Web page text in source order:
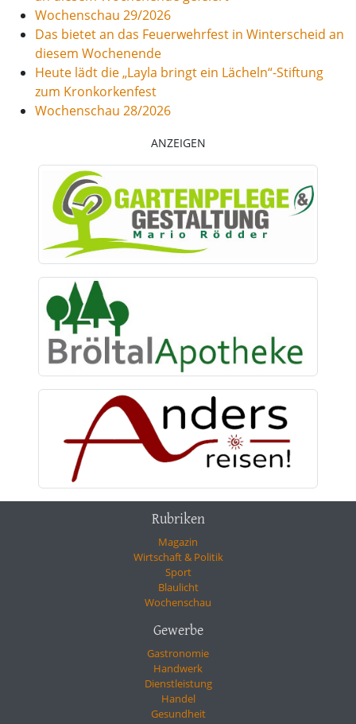
Wochenschau 29/2026
Das bietet an das Feuerwehrfest in Winterscheid an
diesem Wochenende
Heute lädt die „Layla bringt ein Lächeln“-Stiftung
zum Kronkorkenfest
Wochenschau 28/2026
ANZEIGEN
Rubriken
Magazin
Wirtschaft & Politik
Sport
Blaulicht
Wochenschau
Gewerbe
Gastronomie
Handwerk
Dienstleistung
Handel
Gesundheit